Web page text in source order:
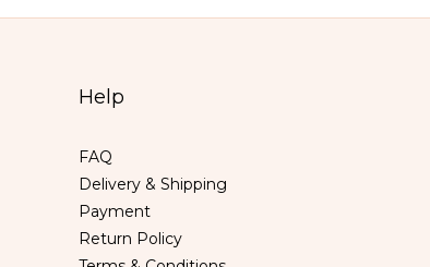
Help
FAQ
Delivery & Shipping
Payment
Return Policy